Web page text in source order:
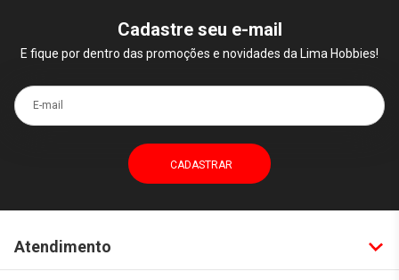
Cadastre seu e-mail
E fique por dentro das promoções e novidades da Lima Hobbies!
E-mail
Atendimento